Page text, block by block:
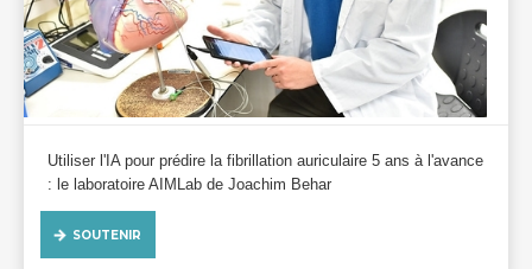
Utiliser l'IA pour prédire la fibrillation auriculaire 5 ans à l'avance
: le laboratoire AIMLab de Joachim Behar
SOUTENIR